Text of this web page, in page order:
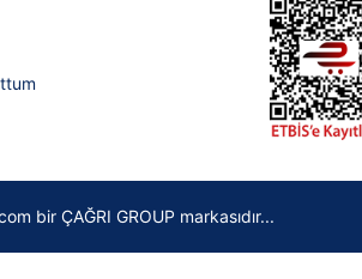
bir ÇAĞRI GROUP markasıdır...